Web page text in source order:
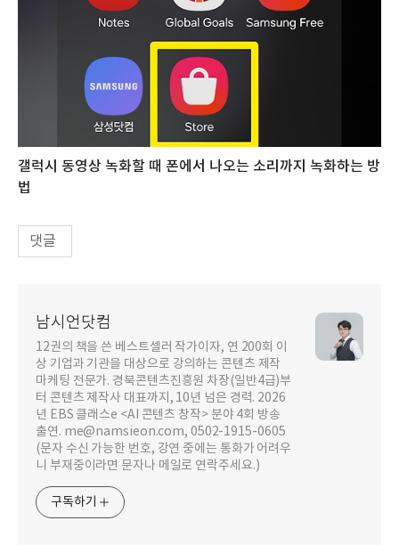
갤럭시 동영상 녹화할 때 폰에서 나오는 소리까지 녹화하는 방
법
댓글
남시언닷컴
12권의 책을 쓴 베스트셀러 작가이자, 연 200회 이
상 기업과 기관을 대상으로 강의하는 콘텐츠 제작
마케팅 전문가. 경북콘텐츠진흥원 차장(일반4급)부
터 콘텐츠 제작사 대표까지, 10년 넘은 경력. 2026
년 EBS 클래스e <AI 콘텐츠 창작> 분야 4회 방송
출연. me@namsieon.com, 0502-1915-0605
(문자 수신 가능한 번호, 강연 중에는 통화가 어려우
니 부재중이라면 문자나 메일로 연락주세요.)
구독하기